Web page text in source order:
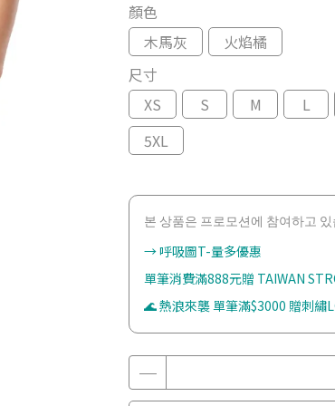
顏色
木馬灰
火焰橘
尺寸
XS
S M L
5XL
본 상품은 프로모션에 참여하고
→ 呼吸圖T-量多優惠
單筆消費滿888元贈 TAIWAN
🌊 熱浪來襲 單筆滿$3000 贈刺繡